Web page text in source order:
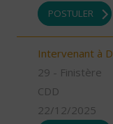
POSTULER
Intervenant à
29 - Finistère
CDD
22/12/2025